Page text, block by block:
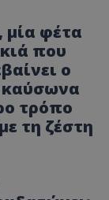
φέτα
που
ο
καύσωνα
τρόπο
τη ζέστη